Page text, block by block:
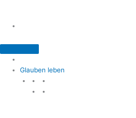
Glauben leben